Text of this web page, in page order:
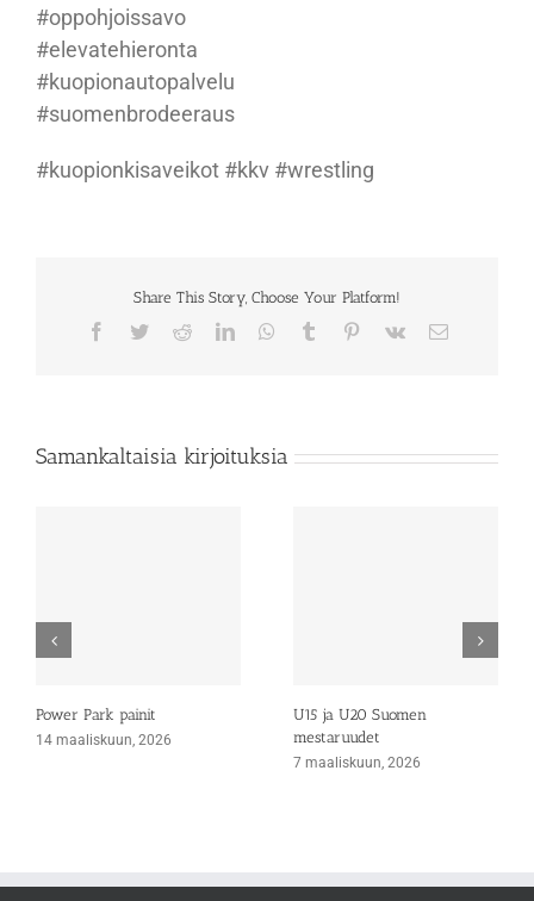
#oppohjoissavo
#elevatehieronta
#kuopionautopalvelu
#suomenbrodeeraus
#kuopionkisaveikot #kkv #wrestling
Share This Story, Choose Your Platform!
Facebook
TwitterRedditLinkedInWhatsApp
Tumblr Pinterest
Vk Sähköposti
Samankaltaisia kirjoituksia
Power Park painit
14 maaliskuun, 2026
U15 ja U20 Suomen
mestaruudet
7 maaliskuun, 2026